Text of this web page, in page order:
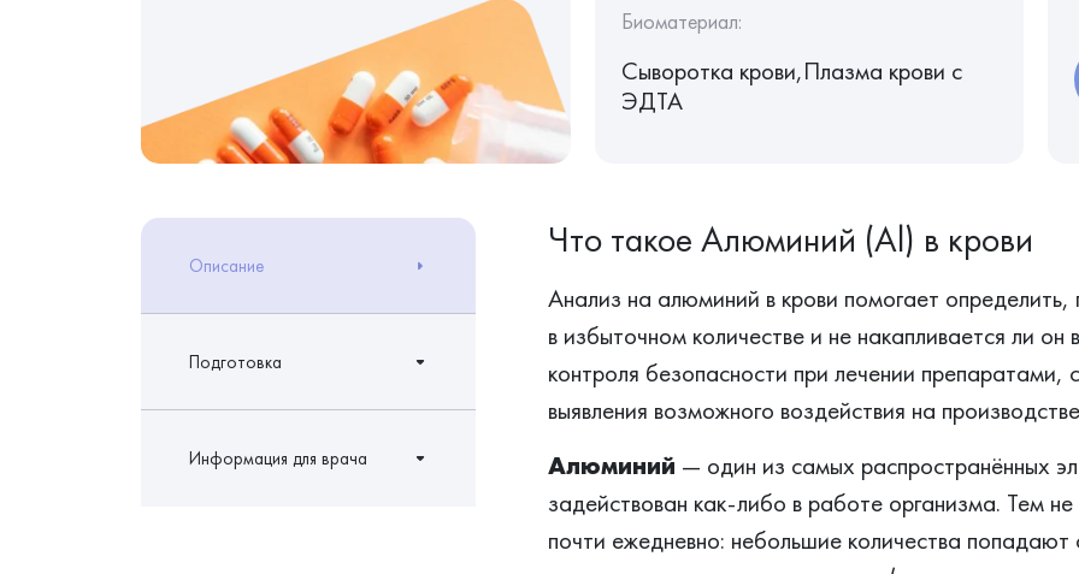
Биоматериал:
Сыворотка крови,Плазма крови с
ЭДТА
Описание
Подготовка
Информация для врача
Что такое Алюминий (Al) в крови
Анализ на алюминий в крови помогает определить,
в избыточном количестве и не накапливается ли он
контроля безопасности при лечении
выявления возможного воздействия на
Алюминий — один из самых распространённых
задействован как-либо в работе организма. Тем
почти ежедневно: небольшие количества